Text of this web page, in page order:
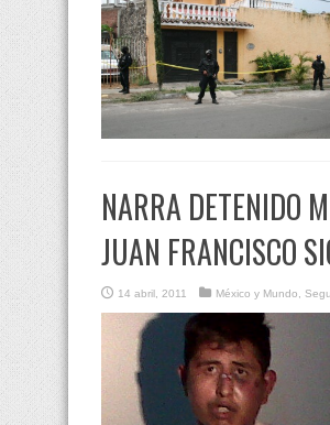
NARRA DETENIDO
JUAN FRANCISCO
14 abril, 2011 México y Mundo,